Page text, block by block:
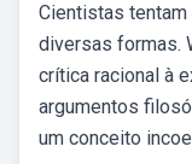
Cientistas
diversas formas.
crítica racional à
argumentos
um conceito